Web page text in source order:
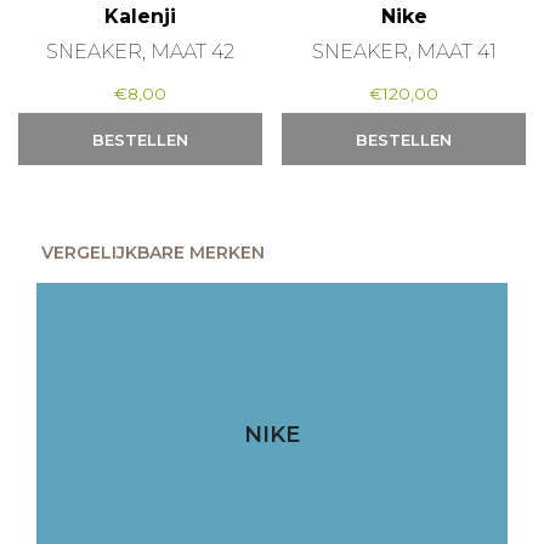
Kalenji
SNEAKER, MAAT 42
€8,00
BESTELLEN
Nike
SNEAKER, MAAT 41
€120,00
BESTELLEN
VERGELIJKBARE MERKEN
NIKE